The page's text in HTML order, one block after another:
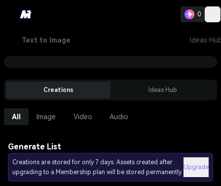
0
Text to Image Ideas
Creations Ideas Hub
All Image Video Audio
Generate List
Creations are stored for only 7 days. Assets created after
upgrading to a Membership plan will be stored permanently.
Upgrade